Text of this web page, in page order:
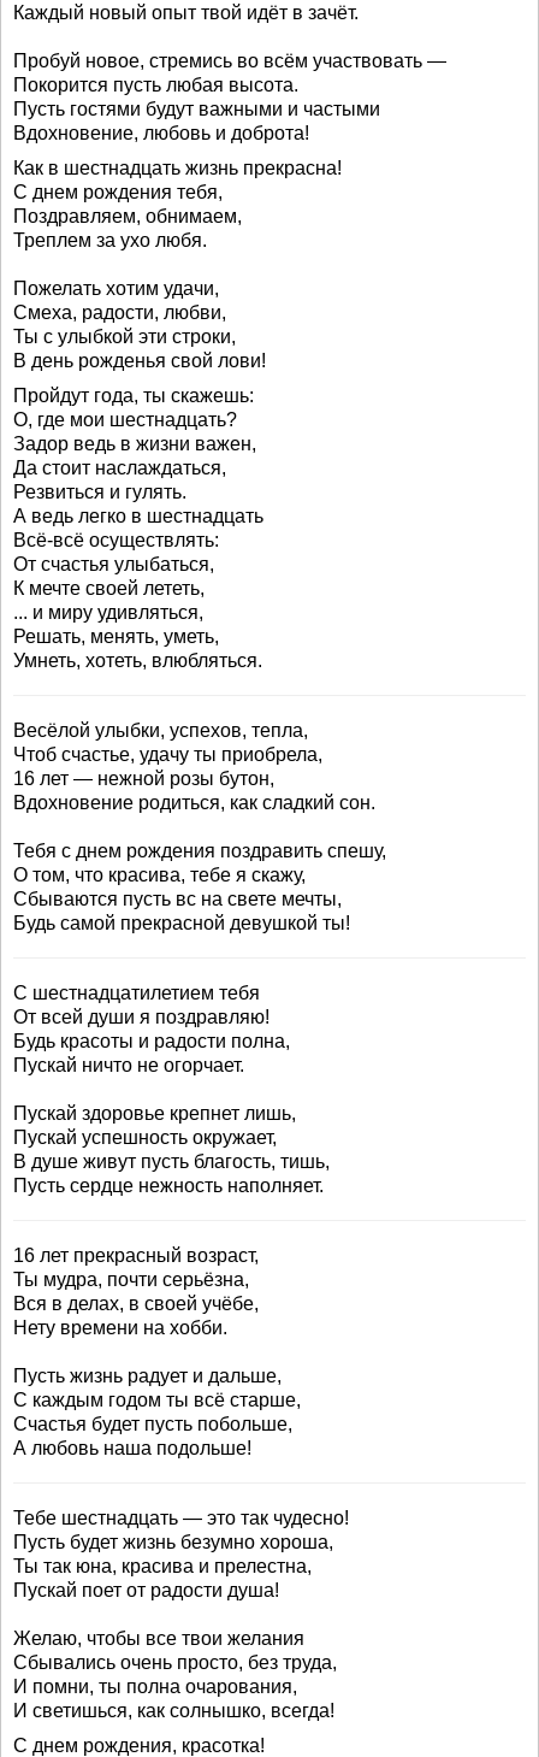
Каждый новый опыт твой идёт в зачёт.
Пробуй новое, стремись во всём участвовать —
Покорится пусть любая высота.
Пусть гостями будут важными и частыми
Вдохновение, любовь и доброта!
Как в шестнадцать жизнь прекрасна!
С днем рождения тебя,
Поздравляем, обнимаем,
Треплем за ухо любя.
Пожелать хотим удачи,
Смеха, радости, любви,
Ты с улыбкой эти строки,
В день рожденья свой лови!
Пройдут года, ты скажешь:
О, где мои шестнадцать?
Задор ведь в жизни важен,
Да стоит наслаждаться,
Резвиться и гулять.
А ведь легко в шестнадцать
Всё-всё осуществлять:
От счастья улыбаться,
К мечте своей лететь,
... и миру удивляться,
Решать, менять, уметь,
Умнеть, хотеть, влюбляться.
Весёлой улыбки, успехов, тепла,
Чтоб счастье, удачу ты приобрела,
16 лет — нежной розы бутон,
Вдохновение родиться, как сладкий сон.
Тебя с днем рождения поздравить спешу,
О том, что красива, тебе я скажу,
Сбываются пусть вс на свете мечты,
Будь самой прекрасной девушкой ты!
С шестнадцатилетием тебя
От всей души я поздравляю!
Будь красоты и радости полна,
Пускай ничто не огорчает.
Пускай здоровье крепнет лишь,
Пускай успешность окружает,
В душе живут пусть благость, тишь,
Пусть сердце нежность наполняет.
16 лет прекрасный возраст,
Ты мудра, почти серьёзна,
Вся в делах, в своей учёбе,
Нету времени на хобби.
Пусть жизнь радует и дальше,
С каждым годом ты всё старше,
Счастья будет пусть побольше,
А любовь наша подольше!
Тебе шестнадцать — это так чудесно!
Пусть будет жизнь безумно хороша,
Ты так юна, красива и прелестна,
Пускай поет от радости душа!
Желаю, чтобы все твои желания
Сбывались очень просто, без труда,
И помни, ты полна очарования,
И светишься, как солнышко, всегда!
С днем рождения, красотка!